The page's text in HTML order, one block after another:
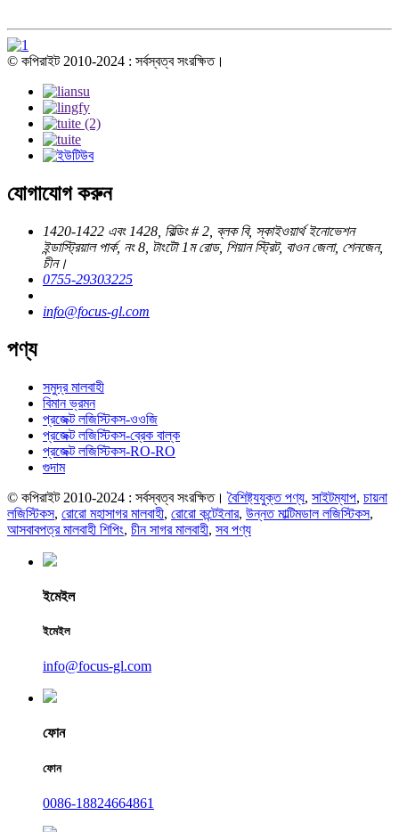
© কপিরাইট 2010-2024 : সর্বস্বত্ব সংরক্ষিত।
যোগাযোগ করুন
1420-1422 এবং 1428, বিল্ডিং # 2, ব্লক বি, স্কাইওয়ার্থ ইনোভেশন
ইন্ডাস্ট্রিয়াল পার্ক, নং 8, টাংটৌ 1ম রোড, শিয়ান স্ট্রিট, বাওন জেলা, শেনজেন,
চীন।
0755-29303225
info@focus-gl.com
পণ্য
সমুদ্র মালবাহী
বিমান ভ্রমন
প্রজেক্ট লজিস্টিকস-ওওজি
প্রজেক্ট লজিস্টিকস-ব্রেক বাল্ক
প্রজেক্ট লজিস্টিকস-RO-RO
গুদাম
© কপিরাইট 2010-2024 : সর্বস্বত্ব সংরক্ষিত। বৈশিষ্ট্যযুক্ত পণ্য, সাইটম্যাপ, চায়না
লজিস্টিকস, রোরো মহাসাগর মালবাহী, রোরো কন্টেইনার, উন্নত মাল্টিমডাল লজিস্টিকস,
আসবাবপত্র মালবাহী শিপিং, চীন সাগর মালবাহী, সব পণ্য
ইমেইল
ইমেইল
info@focus-gl.com
ফোন
ফোন
0086-18824664861